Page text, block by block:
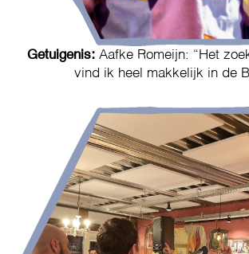
Getuigenis: Aafke Romeijn: “Het
vind ik heel makkelijk in de